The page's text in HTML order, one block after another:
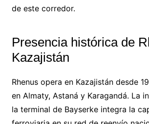
de este corredor.
Presencia histórica de
Kazajistán
Rhenus opera en Kazajistán desde
en Almaty, Astaná y Karagandá. La
la terminal de Bayserke integra la